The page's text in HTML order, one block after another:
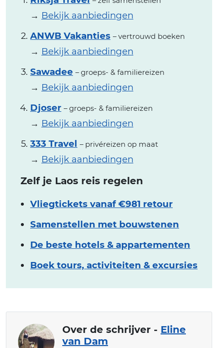
→ Bekijk aanbiedingen
ANWB Vakanties – vertrouwd boeken
→ Bekijk aanbiedingen
Sawadee – groeps- & familiereizen
→ Bekijk aanbiedingen
Djoser – groeps- & familiereizen
→ Bekijk aanbiedingen
333 Travel – privéreizen op maat
→ Bekijk aanbiedingen
Zelf je Laos reis regelen
Vliegtickets vanaf €981 retour
Samenstellen met bouwstenen
De beste hotels & appartementen
Boek tours, activiteiten & excursies
Over de schrijver - Eline
van Dam